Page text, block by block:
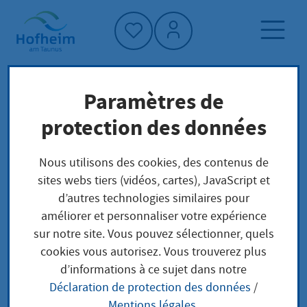
Accueil"
Page d'accueil
Trouver un service
Préoccupations locales
Beratung und Information zu Fragen des
selbstständigen Lebens im Alter erhalten
Beratung und
Information zu Fragen
Paramètres de
protection des données
Nous utilisons des cookies, des contenus de
sites webs tiers (vidéos, cartes), JavaScript et
d’autres technologies similaires pour
améliorer et personnaliser votre expérience
sur notre site. Vous pouvez sélectionner, quels
cookies vous autorisez. Vous trouverez plus
d’informations à ce sujet dans notre
Déclaration de protection des données /